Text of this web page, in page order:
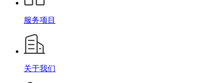
服务项目
关于我们